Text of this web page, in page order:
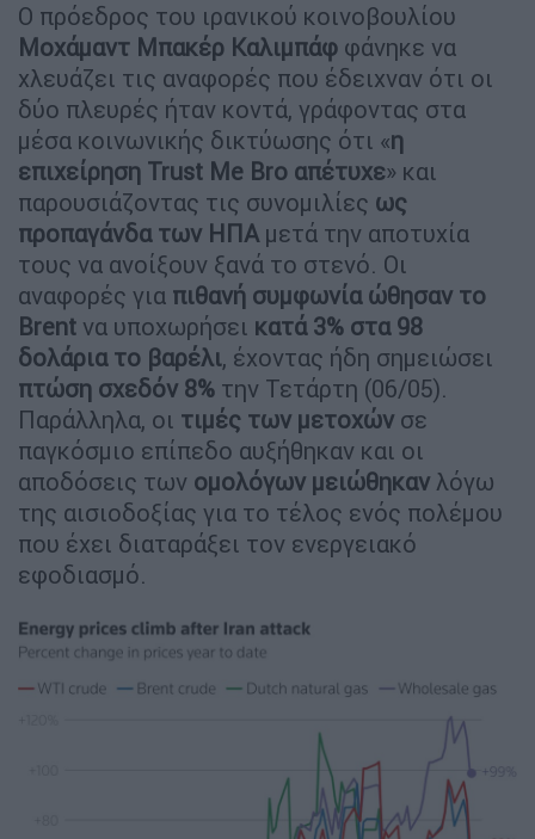
Ο πρόεδρος του ιρανικού κοινοβουλίου
Μοχάμαντ Μπακέρ Καλιμπάφ φάνηκε να
χλευάζει τις αναφορές που έδειχναν ότι οι
δύο πλευρές ήταν κοντά, γράφοντας στα
μέσα κοινωνικής δικτύωσης ότι «η
επιχείρηση Trust Me Bro απέτυχε» και
παρουσιάζοντας τις συνομιλίες ως
προπαγάνδα των ΗΠΑμετά την αποτυχία
τους να ανοίξουν ξανά το στενό. Οι
αναφορές για πιθανή συμφωνία ώθησαν το
Brent να υποχωρήσει κατά 3% στα 98
δολάρια το βαρέλι, έχοντας ήδη σημειώσει
πτώση σχεδόν 8% την Τετάρτη (06/05).
Παράλληλα, οι τιμές των μετοχών σε
παγκόσμιο επίπεδο αυξήθηκαν και οι
αποδόσεις των ομολόγων μειώθηκαν λόγω
της αισιοδοξίας για το τέλος ενός πολέμου
που έχει διαταράξει τον ενεργειακό
εφοδιασμό.